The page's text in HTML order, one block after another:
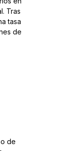
Tras
tasa
de
de